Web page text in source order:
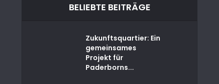
BELIEBTE BEITRÄGE
Zukunftsquartier: Ein
gemeinsames
Projekt für
Paderborns...